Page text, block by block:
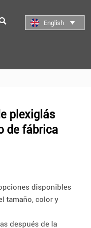
English 
plexiglás
de fábrica
disponibles
tamaño, color y
después de la